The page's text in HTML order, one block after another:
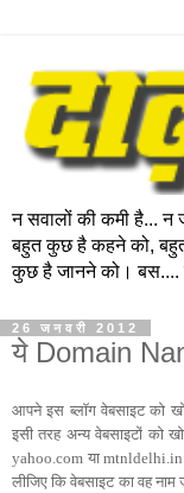
न सवालों की कमी है... न
बहुत कुछ है कहने को,
कुछ है जानने को। बस....
26 जनवरी 2012
ये Domain
आपने इस ब्‍लॉग वेबसाइट को
इसी तरह अन्‍य वेबसाइटों को
yahoo.com या
लीजिए कि वेबसाइट का वह